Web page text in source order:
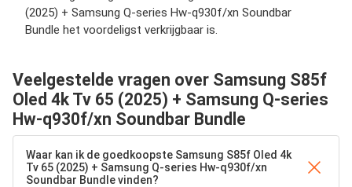
(2025) + Samsung Q-series Hw-q930f/xn Soundbar
Bundle het voordeligst verkrijgbaar is.
Veelgestelde vragen over Samsung S85f
Oled 4k Tv 65 (2025) + Samsung Q-series
Hw-q930f/xn Soundbar Bundle
Waar kan ik de goedkoopste Samsung S85f Oled 4k
Tv 65 (2025) + Samsung Q-series Hw-q930f/xn
Soundbar Bundle vinden?